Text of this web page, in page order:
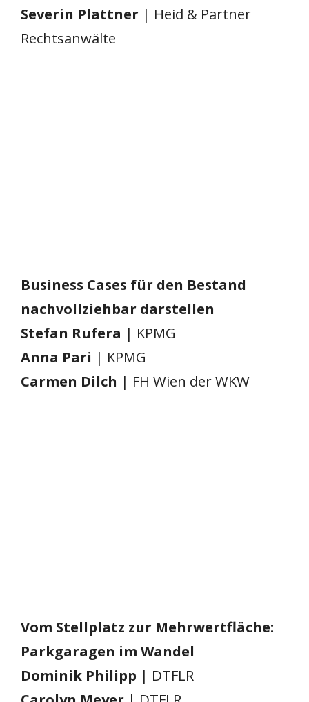
Severin Plattner | Heid & Partner
Rechtsanwälte
Business Cases für den Bestand
nachvollziehbar darstellen
Stefan Rufera | KPMG
Anna Pari | KPMG
Carmen Dilch | FH Wien der WKW
Vom Stellplatz zur Mehrwertfläche:
Parkgaragen im Wandel
Dominik Philipp | DTFLR